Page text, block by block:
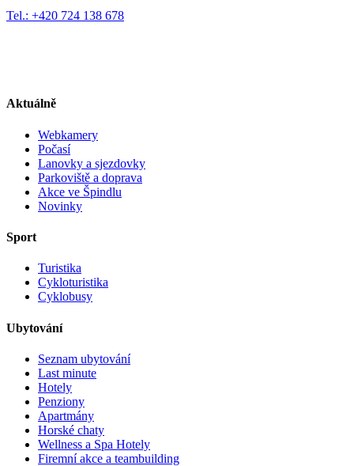
Tel.: +420 724 138 678
Aktuálně
Webkamery
Počasí
Lanovky a sjezdovky
Parkoviště a doprava
Akce ve Špindlu
Novinky
Sport
Turistika
Cykloturistika
Cyklobusy
Ubytování
Seznam ubytování
Last minute
Hotely
Penziony
Apartmány
Horské chaty
Wellness a Spa Hotely
Firemní akce a teambuilding